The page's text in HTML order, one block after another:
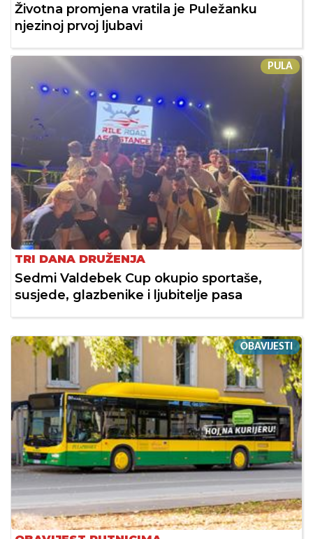
Životna promjena vratila je Puležanku
njezinoj prvoj ljubavi
PULA
TRI DANA DRUŽENJA
Sedmi Valdebek Cup okupio sportaše,
susjede, glazbenike i ljubitelje pasa
OBAVIJESTI